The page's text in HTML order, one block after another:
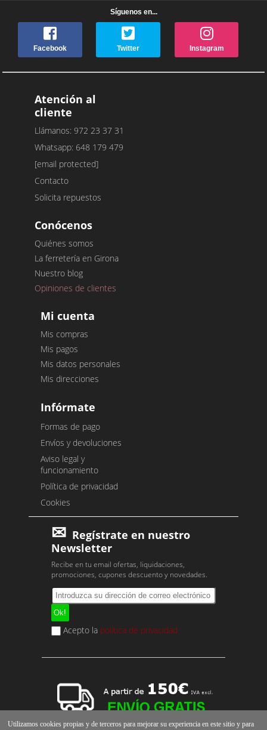
Síguenos en...
Facebook Twitter Instagram
Atención al
cliente
Llámanos: 972 23 37 31
Whatsapp: 648 179 479
[email protected]
Contacto
Solicita repuestos
Conócenos
Quiénes somos
La ferretería en Girona
Nuestro blog
Opiniones de clientes
Mi cuenta
Mis compras
Mis pagos
Mis datos personales
Mis direcciones
Infórmate
Formas de pago
Envíos y devoluciones
Aviso legal y
funcionamiento
Política de privacidad
Cookies
Regístrate en nuestro
Newsletter
Recibe en tu email ofertas, liquidaciones,
promociones, cupones descuento y novedades.
Acepto la política de privacidad
Utilizamos cookies propias y de terceros para mejorar su experiencia en este sitio y para